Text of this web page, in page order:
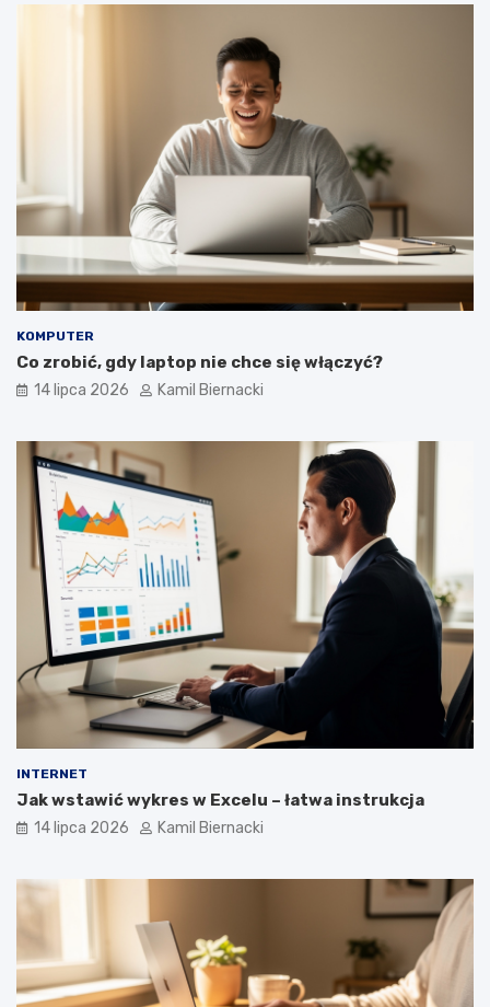
KOMPUTER
Co zrobić, gdy laptop nie chce się włączyć?
14 lipca 2026 Kamil Biernacki
INTERNET
Jak wstawić wykres w Excelu – łatwa instrukcja
14 lipca 2026 Kamil Biernacki